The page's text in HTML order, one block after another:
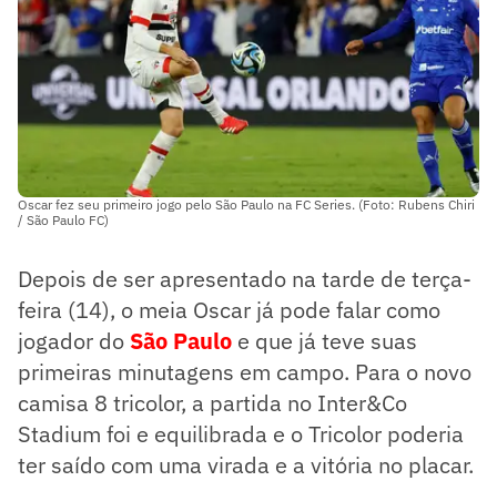
Oscar fez seu primeiro jogo pelo São Paulo na FC Series. (Foto: Rubens Chiri
/ São Paulo FC)
Depois de ser apresentado na tarde de terça-
feira (14), o meia Oscar já pode falar como
jogador do São Paulo e que já teve suas
primeiras minutagens em campo. Para o novo
camisa 8 tricolor, a partida no Inter&Co
Stadium foi e equilibrada e o Tricolor poderia
ter saído com uma virada e a vitória no placar.